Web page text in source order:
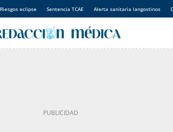
Riesgos eclipse Sentencia TCAE Alerta sanitaria langostinos